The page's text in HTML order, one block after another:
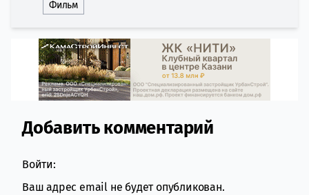
Фильм
Comment section
Добавить комментарий
Войти:
Ваш адрес email не будет опубликован.